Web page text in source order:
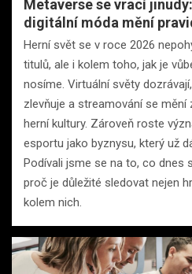
Metaverse se vrací
digitální móda mění
Herní svět se v roce 2026
titulů, ale i kolem toho, jak je
nosíme. Virtuální světy
zlevňuje a streamování se mění
herní kultury. Zároveň roste
esportu jako byznysu, který už
Podívali jsme se na to, co dnes
proč je důležité sledovat nejen
kolem nich.